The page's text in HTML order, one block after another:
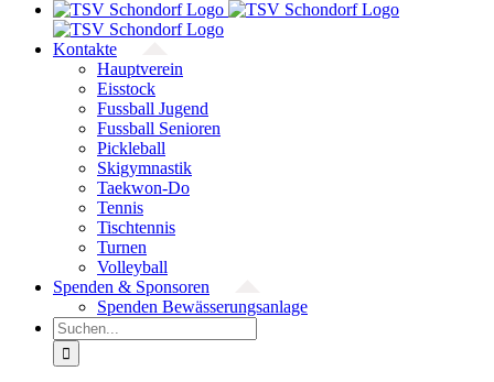
Kontakte
Hauptverein
Eisstock
Fussball Jugend
Fussball Senioren
Pickleball
Skigymnastik
Taekwon-Do
Tennis
Tischtennis
Turnen
Volleyball
Spenden & Sponsoren
Spenden Bewässerungsanlage
Suche
nach: